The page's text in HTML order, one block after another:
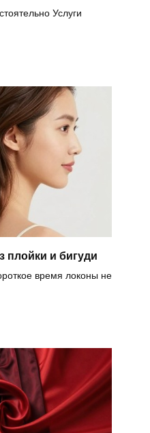
Услуги
плойки и бигуди
время локоны не